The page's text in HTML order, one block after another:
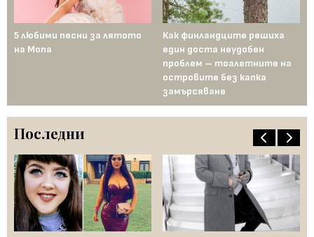
5 любими песни за лятото
на Mona
Как финландците решиха
един доста неудобен
проблем – тоалетните на
островите без капка
замърсяване
Последни